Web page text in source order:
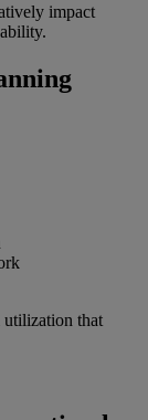
impact
that